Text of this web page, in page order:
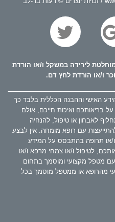
לירידה במשקל ו/או הורדת
ו/או הורדת לחץ דם.
האישי וההבנה הכללית בלבד כך
בריאותכם ואיכות חייכם, אולם
לאבחון או טיפול, להנחיה
עם רופא מומחה. אין לבצע
או תרופה בהתבסס על המידע
לטיפול ו/או צמחי מרפא ו/או
מטפל מקצועי ומוסמך בתחום
מהרופא או ממטפל מוסמך בכל